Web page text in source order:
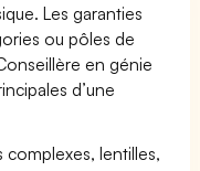
Les garanties
ou pôles de
en génie
d’une
complexes, lentilles,